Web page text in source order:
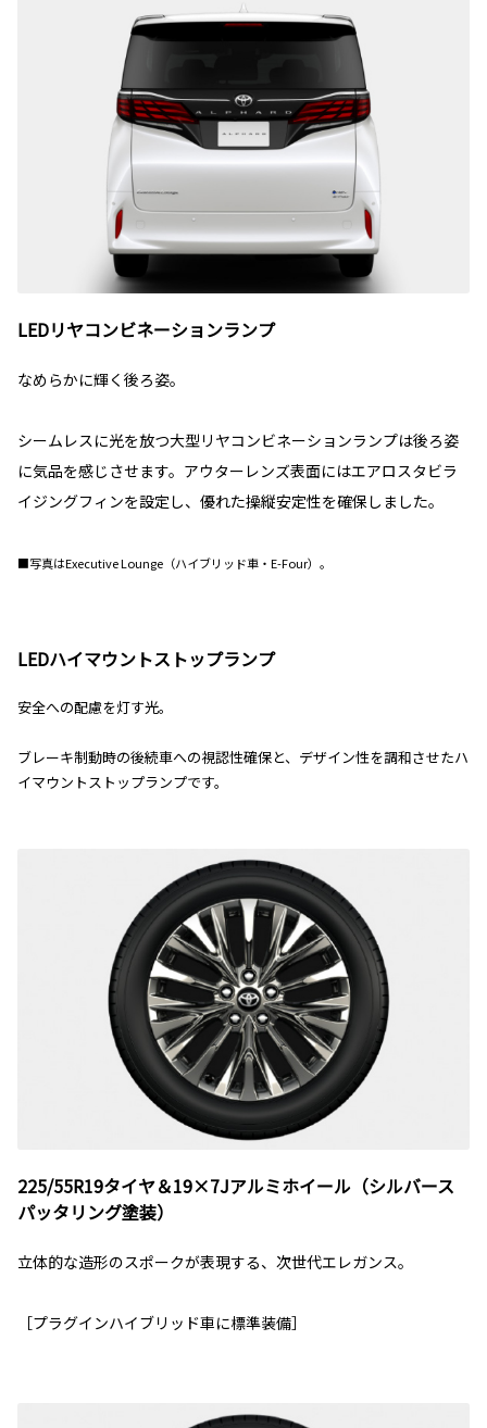
LEDリヤコンビネーションランプ
なめらかに輝く後ろ姿。
シームレスに光を放つ大型リヤコンビネーションランプは後ろ姿
に気品を感じさせます。アウターレンズ表面にはエアロスタビラ
イジングフィンを設定し、優れた操縦安定性を確保しました。
■写真はExecutive Lounge（ハイブリッド車・E-Four）。
LEDハイマウントストップランプ
安全への配慮を灯す光。
ブレーキ制動時の後続車への視認性確保と、デザイン性を調和させたハ
イマウントストップランプです。
225/55R19タイヤ＆19×7Jアルミホイール（シルバース
パッタリング塗装）
立体的な造形のスポークが表現する、次世代エレガンス。
［プラグインハイブリッド車に標準装備］